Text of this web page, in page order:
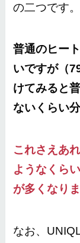
の二つです。
普通のヒー
いですが（
けてみると
ないくらい
これさえあ
ようなくら
が多くなりま
なお、